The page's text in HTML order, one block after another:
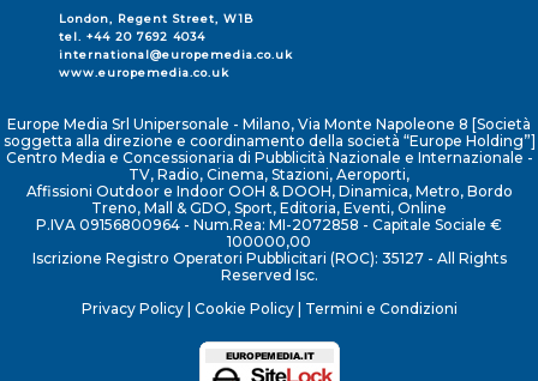
London, Regent Street, W1B
tel. +44 20 7692 4034
international@europemedia.co.uk
www.europemedia.co.uk
Europe Media Srl Unipersonale - Milano, Via Monte Napoleone 8 [Società
soggetta alla direzione e coordinamento della società “Europe Holding”]
Centro Media e Concessionaria di Pubblicità Nazionale e Internazionale -
TV, Radio, Cinema, Stazioni, Aeroporti,
Affissioni Outdoor e Indoor OOH & DOOH, Dinamica, Metro, Bordo
Treno, Mall & GDO, Sport, Editoria, Eventi, Online
P.IVA 09156800964 - Num.Rea: MI-2072858 - Capitale Sociale €
100000,00
Iscrizione Registro Operatori Pubblicitari (ROC): 35127 - All Rights
Reserved Isc.
Privacy Policy| Cookie Policy| Termini e Condizioni